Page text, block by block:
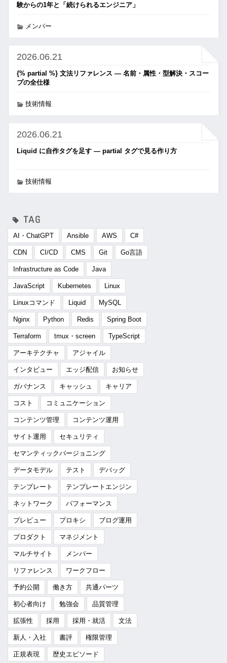
験からの1年と「続けられるエンジニア」
メンバー
2026.06.21
{% partial %} 文法リファレンス ― 名前・属性・型解決・スコー
プの全仕様
技術情報
2026.06.21
Liquid に自作タグを足す ― partial タグで見る作り方
技術情報
AI・ChatGPT Ansible AWS C#
CDN CI/CD CMS Git Go言語
Infrastructure as Code Java
JavaScript Kubernetes Linux
Linuxコマンド Liquid MySQL
Nginx Python Redis Spring Boot
Terraform tmux・screen TypeScript
アーキテクチャ アジャイル
インタビュー エッジ配信 お知らせ
ガバナンス キャッシュ キャリア
コスト コミュニケーション
コンテンツ管理 コンテンツ運用
サイト運用 セキュリティ
セマンティックバージョニング
データモデル テスト デバッグ
テンプレート テンプレートエンジン
ネットワーク パフォーマンス
プレビュー プロキシ ブログ運用
プロダクト マネジメント
マルチサイト メンバー
リファレンス ワークフロー
予約公開 働き方 共通パーツ
初心者向け 勉強会 品質管理
拡張性 採用 採用・就活 文法
新人・入社 書評 権限管理
正規表現 歴史エピソード